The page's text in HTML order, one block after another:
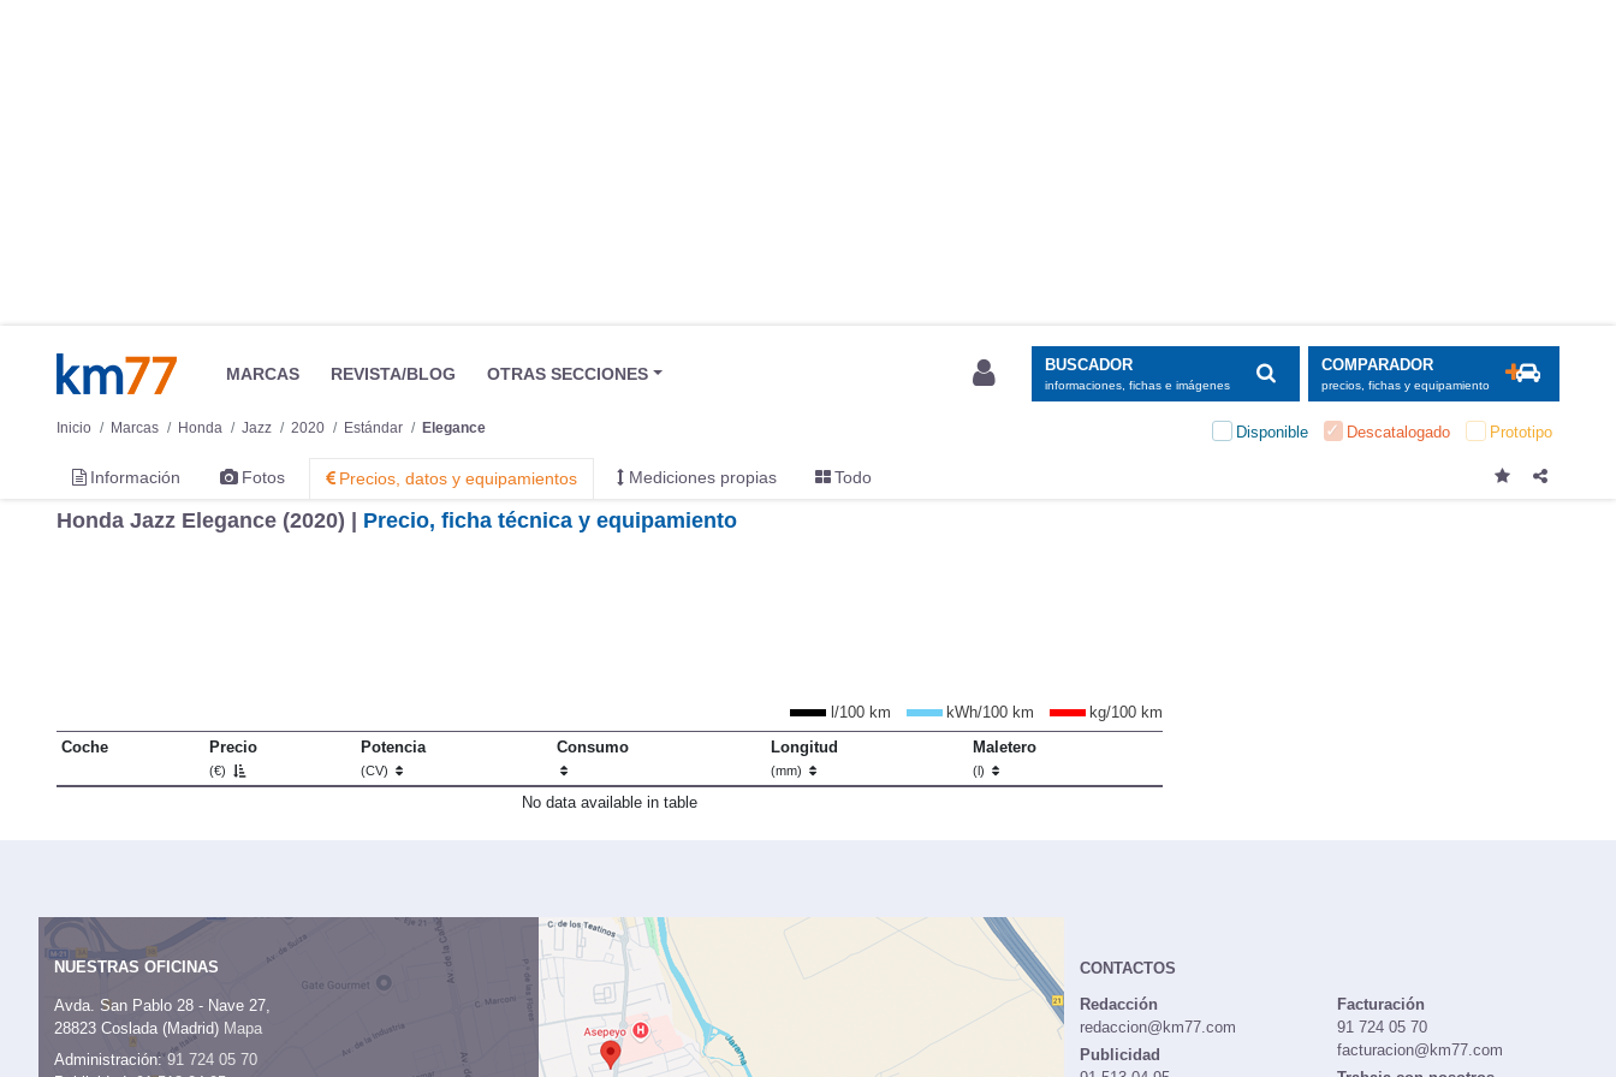
MARCAS REVISTA/BLOG OTRAS SECCIONES BUSCADOR
informaciones, fichas e imágenes
COMPARADOR
precios, fichas y equipamiento
Inicio Marcas Honda Jazz 2020 Estándar Elegance Disponible Descatalogado Prototipo
Información Fotos Precios, datos y equipamientos Mediciones propias Todo
Honda Jazz Elegance (2020) | Precio, ficha técnica y equipamiento
l/100 km kWh/100 km
kg/100 km
Coche
Precio
(€)
Potencia
(CV)
Consumo Longitud
(mm)
Maletero
(l)
No data available in table
NUESTRAS OFICINAS
Avda. San Pablo 28 - Nave 27,
28823 Coslada (Madrid) Mapa
Administración:91 724 05 70
CONTACTOS
Redacción
redaccion@km77.com
Publicidad
Facturación
91 724 05 70
facturacion@km77.com